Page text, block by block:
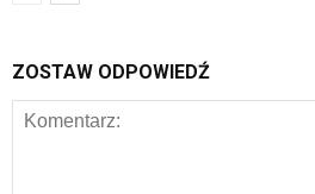
ZOSTAW ODPOWIEDŹ